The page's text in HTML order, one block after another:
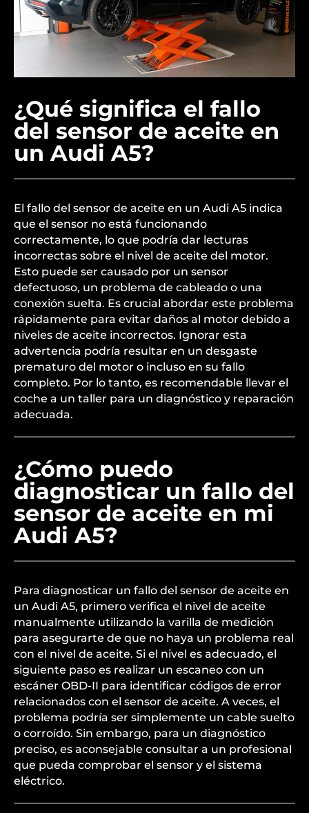
¿Qué significa el fallo
del sensor de aceite en
un Audi A5?
El fallo del sensor de aceite en un Audi A5 indica
que el sensor no está funcionando
correctamente, lo que podría dar lecturas
incorrectas sobre el nivel de aceite del motor.
Esto puede ser causado por un sensor
defectuoso, un problema de cableado o una
conexión suelta. Es crucial abordar este problema
rápidamente para evitar daños al motor debido a
niveles de aceite incorrectos. Ignorar esta
advertencia podría resultar en un desgaste
prematuro del motor o incluso en su fallo
completo. Por lo tanto, es recomendable llevar el
coche a un taller para un diagnóstico y reparación
adecuada.
¿Cómo puedo
diagnosticar un fallo del
sensor de aceite en mi
Audi A5?
Para diagnosticar un fallo del sensor de aceite en
un Audi A5, primero verifica el nivel de aceite
manualmente utilizando la varilla de medición
para asegurarte de que no haya un problema real
con el nivel de aceite. Si el nivel es adecuado, el
siguiente paso es realizar un escaneo con un
escáner OBD-II para identificar códigos de error
relacionados con el sensor de aceite. A veces, el
problema podría ser simplemente un cable suelto
o corroído. Sin embargo, para un diagnóstico
preciso, es aconsejable consultar a un profesional
que pueda comprobar el sensor y el sistema
eléctrico.